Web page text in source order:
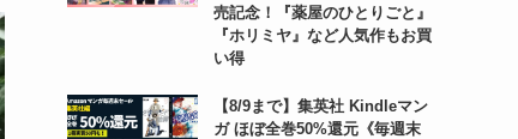
売記念！『薬屋のひとりごと』
『ホリミヤ』など人気作もお買
い得
【8/9まで】集英社 Kindleマン
ガ ほぼ全巻50%還元《毎週末